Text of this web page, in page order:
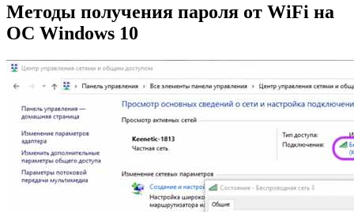
Методы получения пароля от WiFi на
ОС Windows 10